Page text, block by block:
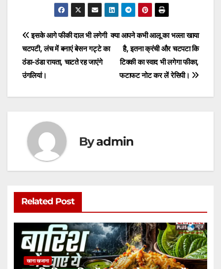
s
A
p
p
c
e
b
o
k
itt
er
ai
l
s
s
e
n
g
er
ar
e
Post
navigation
क्या आपने कभी आलू का भल्ला खाया
है, इतना क्रंची और चटपटा कि
टिक्की का स्वाद भी लगेगा फीका,
फटाफट नोट कर लें रेसिपी।
इसके आगे फीकी दाल भी लगेगी
चटपटी, लंच में बनाएं बेसन गट्टे का
ठंडा-ठंडा रायता, चाटते रह जाएंगे
उंगलियां।
Byadmin
Related Post
खाना खजाना